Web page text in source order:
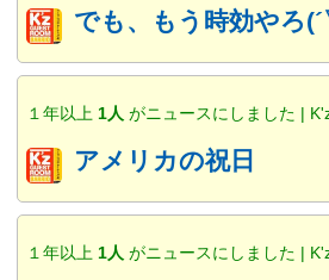
でも、もう時効やろ
１年以上 1人 がニュースにしました |
アメリカの祝日
１年以上 1人 がニュースにしました |